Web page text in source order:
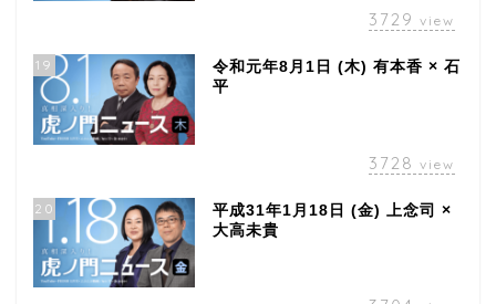
3729 view
19
令和元年8月1日 (木) 有本香 × 石
平
3728 view
20
平成31年1月18日 (金) 上念司 ×
大高未貴